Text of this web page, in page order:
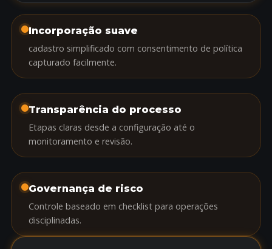
Incorporação suave
cadastro simplificado com consentimento de política
capturado facilmente.
Transparência do processo
Etapas claras desde a configuração até o
monitoramento e revisão.
Governança de risco
Controle baseado em checklist para operações
disciplinadas.